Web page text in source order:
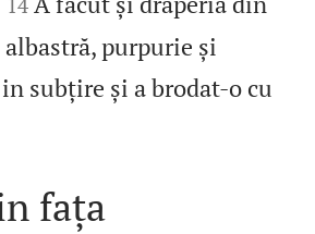
purpurie și
subțire și a brodat‑o cu
fața